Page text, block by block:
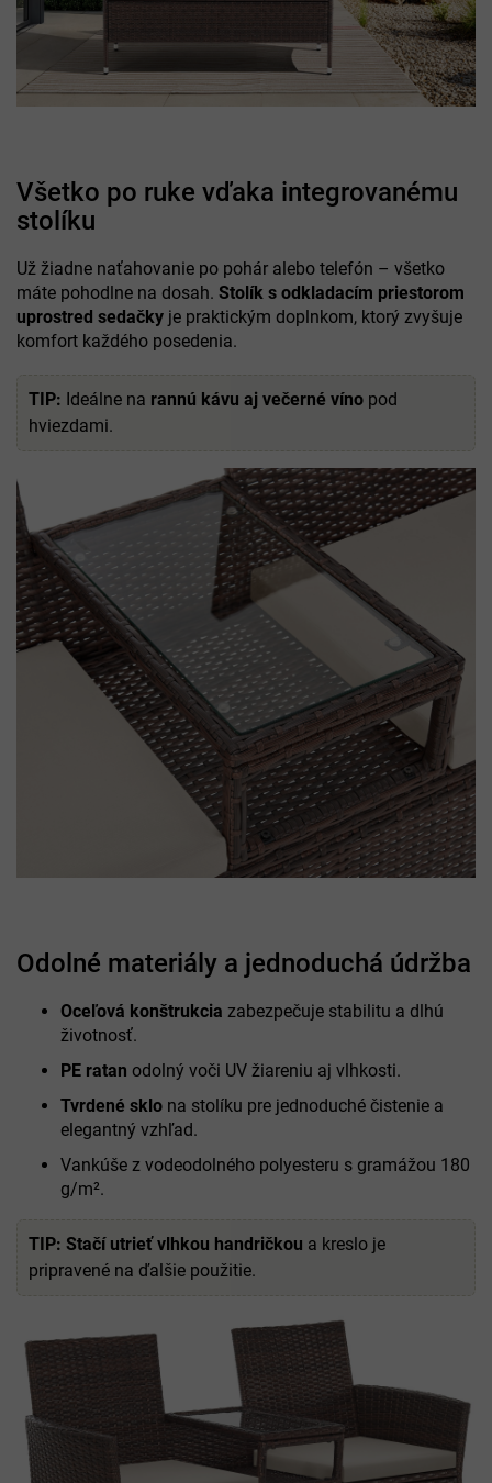
Všetko po ruke vďaka integrovanému
stolíku
Už žiadne naťahovanie po pohár alebo telefón – všetko
máte pohodlne na dosah. Stolík s odkladacím priestorom
uprostred sedačky je praktickým doplnkom, ktorý zvyšuje
komfort každého posedenia.
TIP: Ideálne na rannú kávu aj večerné víno pod
hviezdami.
Odolné materiály a jednoduchá údržba
Oceľová konštrukcia zabezpečuje stabilitu a dlhú
životnosť.
PE ratan odolný voči UV žiareniu aj vlhkosti.
Tvrdené sklo na stolíku pre jednoduché čistenie a
elegantný vzhľad.
Vankúše z vodeodolného polyesteru s gramážou 180
g/m².
TIP: Stačí utrieť vlhkou handričkou a kreslo je
pripravené na ďalšie použitie.